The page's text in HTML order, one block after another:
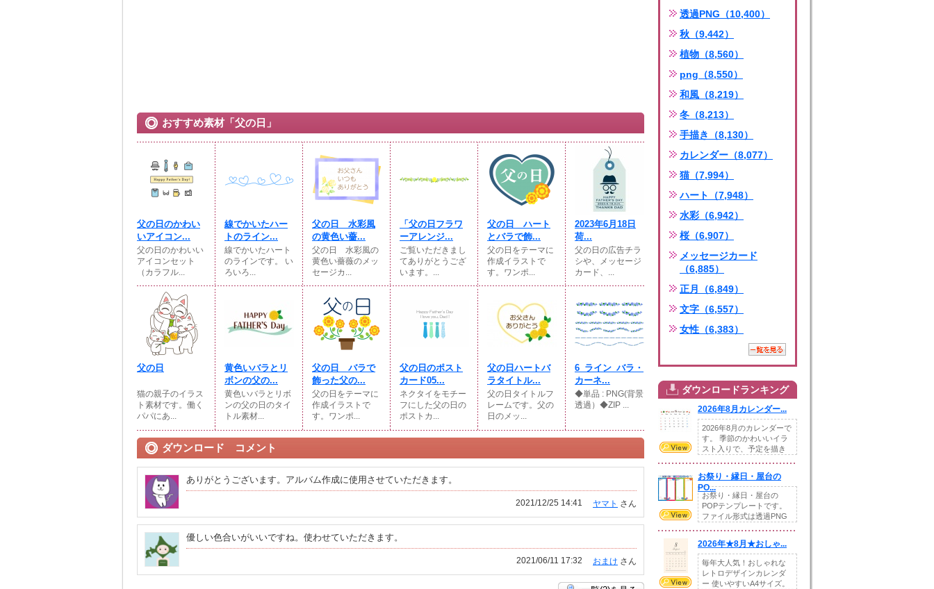
おすすめ素材「父の日」
父の日のかわい
いアイコン...
父の日のかわいい
アイコンセット
（カラフル...
線でかいたハー
トのライン...
線でかいたハート
のラインです。 い
ろいろ...
父の日 水彩風
の黄色い薔...
父の日 水彩風の
黄色い薔薇のメッ
セージカ...
「父の日フラワ
ーアレンジ...
ご覧いただきまし
てありがとうござ
います。...
父の日 ハート
とバラで飾...
父の日をテーマに
作成イラストで
す。ワンポ...
2023年6月18日
荷...
父の日の広告チラ
シや、メッセージ
カード、...
父の日
猫の親子のイラス
ト素材です。働く
パパにあ...
黄色いバラとリ
ボンの父の...
黄色いバラとリボ
ンの父の日のタイ
トル素材...
父の日 バラで
飾った父の...
父の日をテーマに
作成イラストで
す。ワンポ...
父の日のポスト
カード05...
ネクタイをモチー
フにした父の日の
ポストカ...
父の日ハートバ
ラタイトル...
父の日タイトルフ
レームです。父の
日のメッ...
6_ライン_バラ・
カーネ...
◆単品 : PNG(背景
透過）◆ZIP ...
ダウンロード コメント
ありがとうございます。アルバム作成に使用させていただきます。
ヤマト さん
2021/12/25 14:41
優しい色合いがいいですね。使わせていただきます。
おまけ さん
2021/06/11 17:32
透過PNG（10,400）
秋（9,442）
植物（8,560）
png（8,550）
和風（8,219）
冬（8,213）
手描き（8,130）
カレンダー（8,077）
猫（7,994）
ハート（7,948）
水彩（6,942）
桜（6,907）
メッセージカード
（6,885）
正月（6,849）
文字（6,557）
女性（6,383）
ダウンロードランキング
2026年8月カレンダー...
2026年8月のカレンダーで
す。 季節のかわいいイラ
スト入りで、予定を描き
お祭り・縁日・屋台の
PO...
お祭り・縁日・屋台の
POPテンプレートです。
ファイル形式は透過PNG
2026年★8月★おしゃ...
毎年大人気！おしゃれな
レトロデザインカレンダ
ー 使いやすいA4サイズ。